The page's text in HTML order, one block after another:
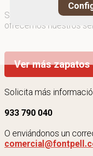
Somos especialistas
ofrecemos nuestros
Ver más zapatos
Solicita más
933 790 040
O enviándonos un